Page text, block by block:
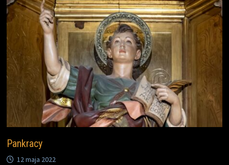
Pankracy
12 maja 2022